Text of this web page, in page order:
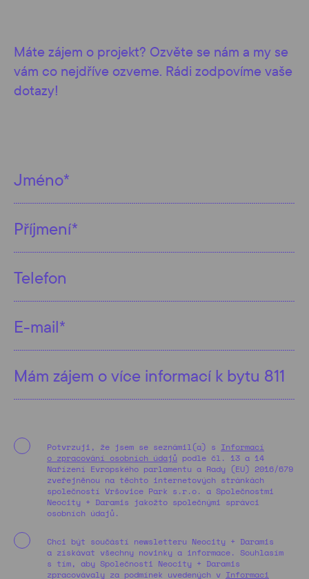
Máte zájem o projekt? Ozvěte se nám a my se
vám co nejdříve ozveme. Rádi zodpovíme vaše
dotazy!
Potvrzuji, že jsem se seznámil(a) s Informací
o zpracování osobních údajů podle čl. 13 a 14
Nařízení Evropského parlamentu a Rady (EU) 2016/679
zveřejněnou na těchto internetových stránkách
společností Vršovice Park s.r.o. a Společnostmi
Neocity + Daramis jakožto společnými správci
osobních údajů.
Chci být součástí newsletteru Neocity + Daramis
a získávat všechny novinky a informace. Souhlasím
s tím, aby Společnosti Neocity + Daramis
zpracovávaly za podmínek uvedených v Informaci